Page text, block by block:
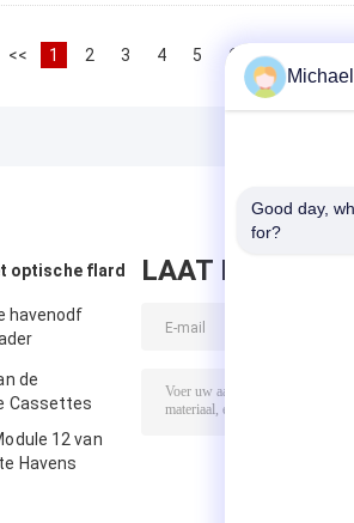
<< 1 2 3 4 5 6 7
optische flard
havenodf
de
Cassettes
12 van
Havens
LAAT BERICHT
Michael
Good day,
for?